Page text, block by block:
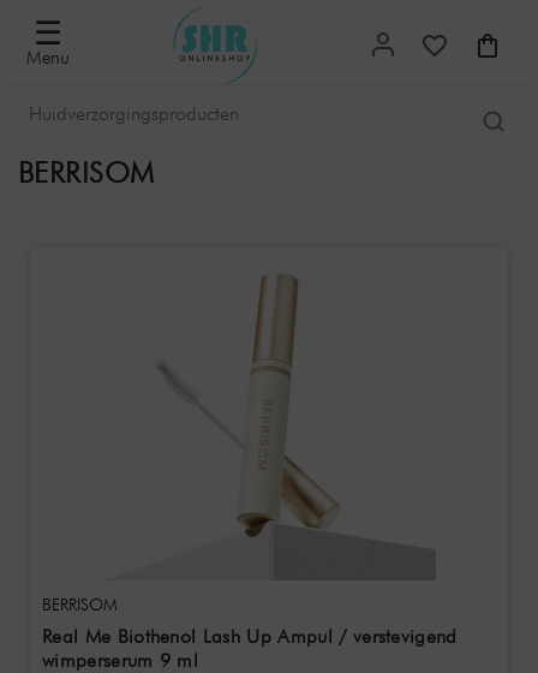
☰
Menu
BERRISOM
BERRISOM
Real Me Biothenol Lash Up Ampul / verstevigend
wimperserum 9 ml